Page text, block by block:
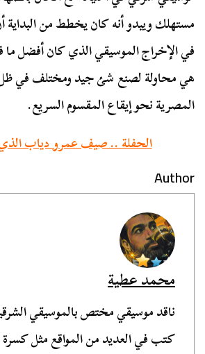
مستهلك ويبدو أنه كان يخطط من البداية
في الإخراج الموسيقي الذي كان أفضل ما
هي محاولة لصنع شئ جيد ومختلف في ظل
المصرية نحو إيقاع المقسوم السريع.
الحفلة .. صيف عمرو دياب
Author
محمد عطية
ناقد موسيقي مختص بالموسيقي
كتب في العديد من المواقع مثل كسرة